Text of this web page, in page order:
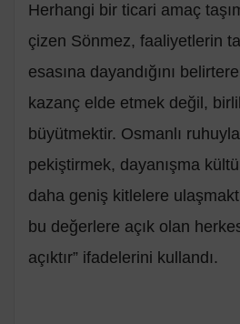
Herhangi bir ticari amaç
çizen Sönmez, faaliyetlerin
esasına dayandığını
kazanç elde etmek değil,
büyütmektir. Osmanlı
pekiştirmek, dayanışma
daha geniş kitlelere
bu değerlere açık olan
açıktır” ifadelerini kullandı.